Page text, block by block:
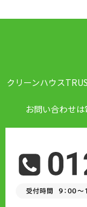
クリーンハウス
お問い合わせ